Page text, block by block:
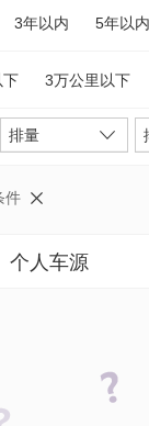
3年以内 5年以内
下 3万公里以下
排量
件
个人车源